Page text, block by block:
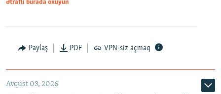
Ətraflı burada oxuyun
Paylaş PDF VPN-siz açmaq
Avqust 03, 2026